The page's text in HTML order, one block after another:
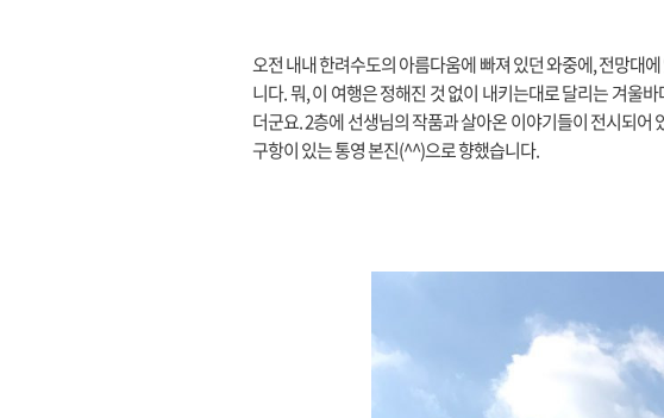
오전 내내 한려수도의 아름다움에 빠져 있던 와중에, 전망대
니다. 뭐, 이 여행은 정해진 것 없이 내키는대로 달리는 겨울
더군요. 2층에 선생님의 작품과 살아온 이야기들이 전시되
구항이 있는 통영 본진(^^)으로 향했습니다.